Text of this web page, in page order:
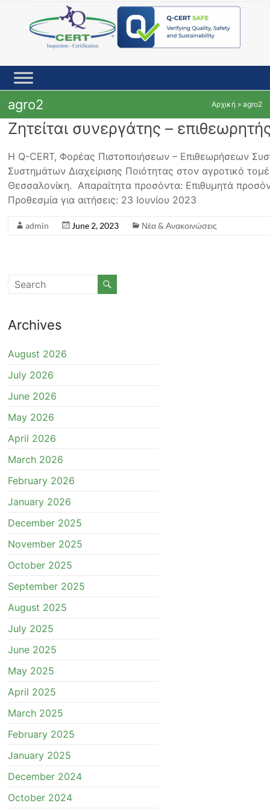
content
agro2 Αρχική » agro2
Ζητείται συνεργάτης –
Η Q-CERT, Φορέας Πιστοποιήσεων – Επιθεωρήσεων
Συστημάτων Διαχείρισης Ποιότητας στον αγροτικό
Θεσσαλονίκη. Απαραίτητα προσόντα: Επιθυμητά
Προθεσμία για αιτήσεις: 23 Ιουνίου 2023
admin June 2, 2023 Νέα & Ανακοινώσεις
Archives
August 2026
July 2026
June 2026
May 2026
April 2026
March 2026
February 2026
January 2026
December 2025
November 2025
October 2025
September 2025
August 2025
July 2025
June 2025
May 2025
April 2025
March 2025
February 2025
January 2025
December 2024
October 2024